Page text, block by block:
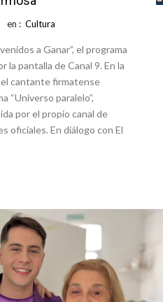
en : Cultura
a Ganar”, el programa
la pantalla de Canal 9. En la
cantante firmatense
“Universo paralelo”,
por el propio canal de
oficiales. En diálogo con El